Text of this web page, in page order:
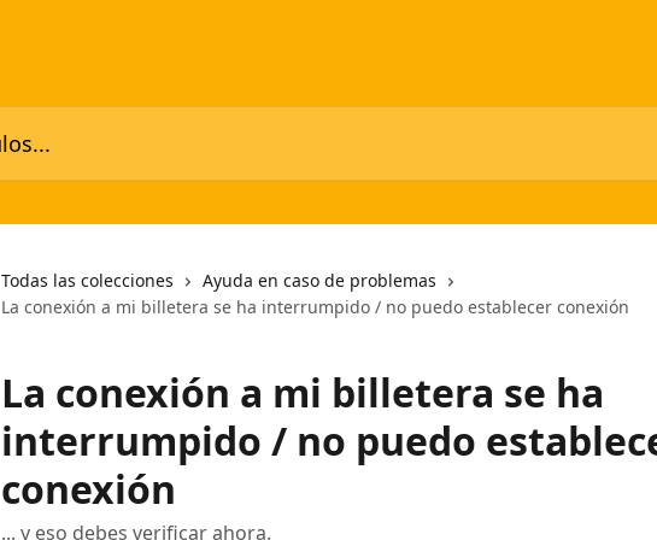
Todas las colecciones
Ayuda en caso de problemas
La conexión a mi billetera se ha interrumpido / no puedo establecer conexión
La conexión a mi billetera se ha
interrumpido / no puedo
conexión
... y eso debes verificar ahora.